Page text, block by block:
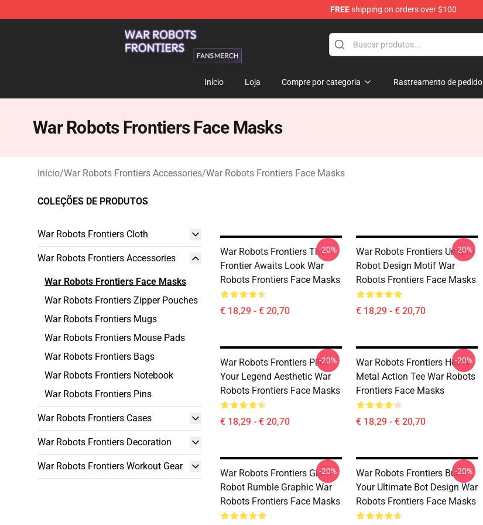
FREEshipping on orders over $100
War Robots Frontiers Shop - Official War Robots Frontiers Merchandise Store
Início Loja Compre por categoria Rastreamento de pedido
War Robots Frontiers Face Masks
Início/War Robots Frontiers Accessories/War Robots Frontiers Face Masks
COLEÇÕES DE PRODUTOS
War Robots Frontiers Cloth
War Robots Frontiers Accessories
War Robots Frontiers Face Masks
War Robots Frontiers Zipper Pouches
War Robots Frontiers Mugs
War Robots Frontiers Mouse Pads
War Robots Frontiers Bags
War Robots Frontiers Notebook
War Robots Frontiers Pins
War Robots Frontiers Cases
War Robots Frontiers Decoration
War Robots Frontiers Workout Gear
War Robots Frontiers The
Frontier Awaits Look War
Robots Frontiers Face Masks
€ 18,29 - € 20,70
-20%
War Robots Frontiers Unique
Robot Design Motif War
Robots Frontiers Face Masks
€ 18,29 - € 20,70
-20%
War Robots Frontiers Pilot
Your Legend Aesthetic War
Robots Frontiers Face Masks
€ 18,29 - € 20,70
-20%
War Robots Frontiers Heavy
Metal Action Tee War Robots
Frontiers Face Masks
€ 18,29 - € 20,70
-20%
War Robots Frontiers Giant
Robot Rumble Graphic War
Robots Frontiers Face Masks
-20%
War Robots Frontiers Build
Your Ultimate Bot Design War
Robots Frontiers Face Masks
-20%